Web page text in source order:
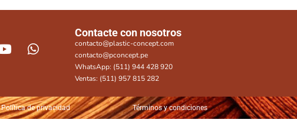
Contacte con nosotros
contacto@plastic-concept.com
contacto@pconcept.pe
WhatsApp: (511) 944 428 920
Ventas: (511) 957 815 282
Política de privacidad Términos y condiciones